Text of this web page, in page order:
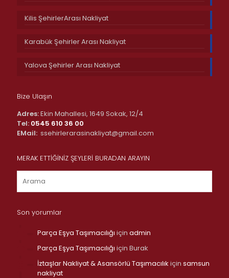
Kilis ŞehirlerArası Nakliyat
Karabük Şehirler Arası Nakliyat
Yalova Şehirler Arası Nakliyat
Bize Ulaşın
Adres:Ekin Mahallesi, 1649 Sokak, 12/4
Tel: 0545 610 36 00
EMail: ssehirlerarasinakliyat@gmail.com
MERAK ETTİĞİNİZ ŞEYLERİ BURADAN ARAYIN
Son yorumlar
Parça Eşya Taşımacılığı için admin
Parça Eşya Taşımacılığı için Burak
İztaşlar Nakliyat & Asansörlü Taşımacılık için samsun
nakliyat